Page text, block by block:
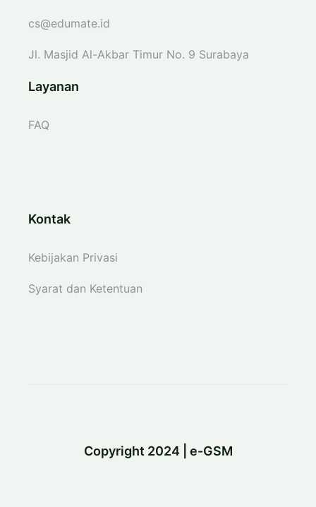
cs@edumate.id
Jl. Masjid Al-Akbar Timur No. 9 Surabaya
Layanan
FAQ
Kontak
Kebijakan Privasi
Syarat dan Ketentuan
Copyright 2024 | e-GSM